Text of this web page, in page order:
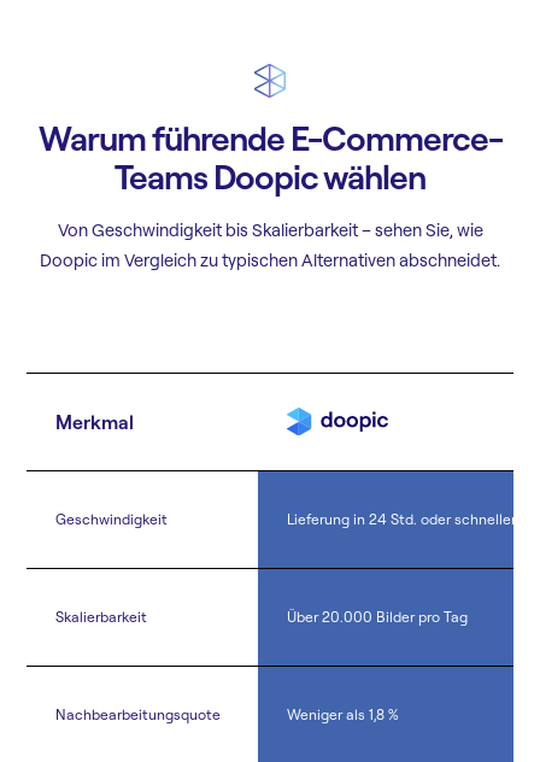
Warum führende E-Commerce-
Teams Doopic wählen
Von Geschwindigkeit bis Skalierbarkeit – sehen Sie, wie
Doopic im Vergleich zu typischen Alternativen abschneidet.
Merkmal
Geschwindigkeit Lieferung in 24 Std. oder schneller
Skalierbarkeit Über 20.000 Bilder pro Tag
Nachbearbeitungsquote Weniger als 1,8 %